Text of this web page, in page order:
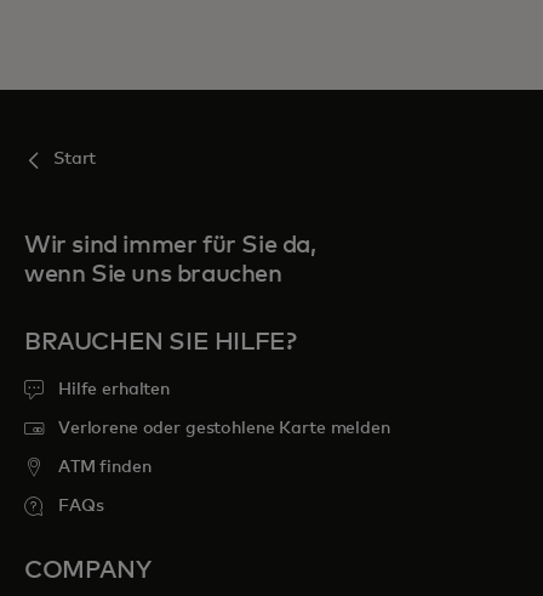
Start
Wir sind immer für Sie da,
wenn Sie uns brauchen
BRAUCHEN SIE HILFE?
Hilfe erhalten
Verlorene oder gestohlene Karte melden
ATM finden
FAQs
COMPANY